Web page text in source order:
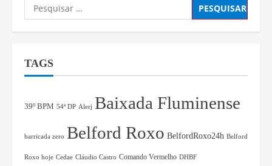
TAGS
39º BPM 54ª DP Alerj Baixada Fluminense
barricada zero Belford Roxo BelfordRoxo24h Belford
Roxo hoje Cedae Cláudio Castro Comando Vermelho DHBF